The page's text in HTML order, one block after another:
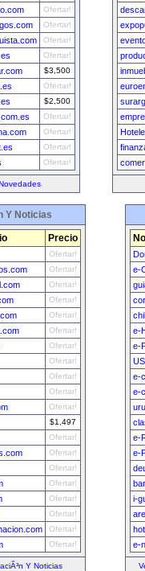
Ofertar!
Ofertar!
Ofertar!
Ofertar!
$3,500
Ofertar!
$2,500
Ofertar!
Ofertar!
Ofertar!
Ofertar!
Y Noticias
Precio
Ofertar!
Ofertar!
Ofertar!
Ofertar!
Ofertar!
Ofertar!
Ofertar!
Ofertar!
Ofertar!
Ofertar!
Ofertar!
$1,497
Ofertar!
Ofertar!
Ofertar!
Ofertar!
Ofertar!
Ofertar!
Ofertar!
Ofertar!
Y Noticias
e-
e-
e-
e-
e-
e-
e-
i-
e-